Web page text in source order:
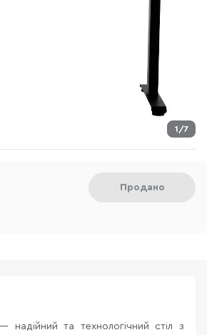
1/7
Продано
надійний та технологічний стіл з